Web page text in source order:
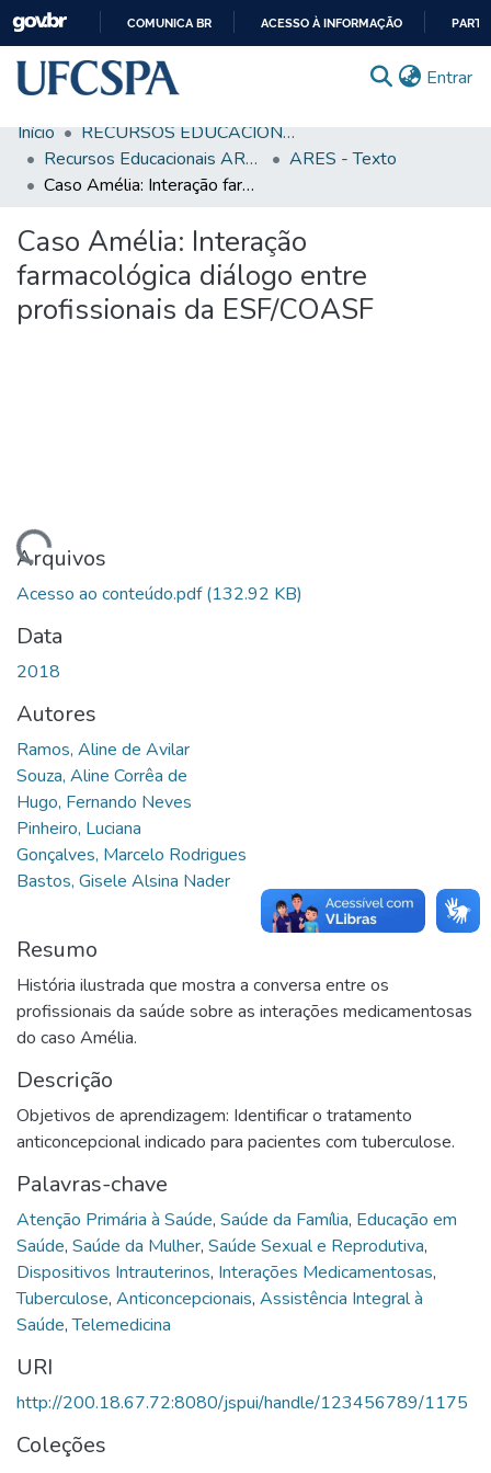
CONTEÚDO
COMUNICA BR ACESSO À INFORMAÇÃO
Entrar
Comunidades & Coleções
Busca Facetada
Estatísticas
Autoarquivamento
Sobre o RI-UFCSPA
Início
RECURSOS EDUCACIONAIS
Recursos Educacionais ARES/UNA-SUS
ARES - Texto
Caso Amélia: Interação farmacológica diálogo entre profissionais da ESF/COASF
Caso Amélia: Interação
farmacológica diálogo entre
profissionais da ESF/COASF
Carregando...
Arquivos
Acesso ao conteúdo.pdf(132.92 KB)
Data
2018
Autores
Ramos, Aline de Avilar
Souza, Aline Corrêa de
Hugo, Fernando Neves
Pinheiro, Luciana
Gonçalves, Marcelo Rodrigues
Bastos, Gisele Alsina Nader
Resumo
História ilustrada que mostra a conversa entre os
profissionais da saúde sobre as interações medicamentosas
do caso Amélia.
Descrição
Objetivos de aprendizagem: Identificar o tratamento
anticoncepcional indicado para pacientes com tuberculose.
Palavras-chave
Atenção Primária à Saúde, Saúde da Família, Educação em
Saúde, Saúde da Mulher, Saúde Sexual e Reprodutiva,
Dispositivos Intrauterinos, Interações Medicamentosas,
Tuberculose, Anticoncepcionais, Assistência Integral à
Saúde,Telemedicina
URI
http://200.18.67.72:8080/jspui/handle/123456789/1175
Coleções